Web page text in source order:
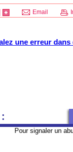
Email
une erreur
Pour signaler un